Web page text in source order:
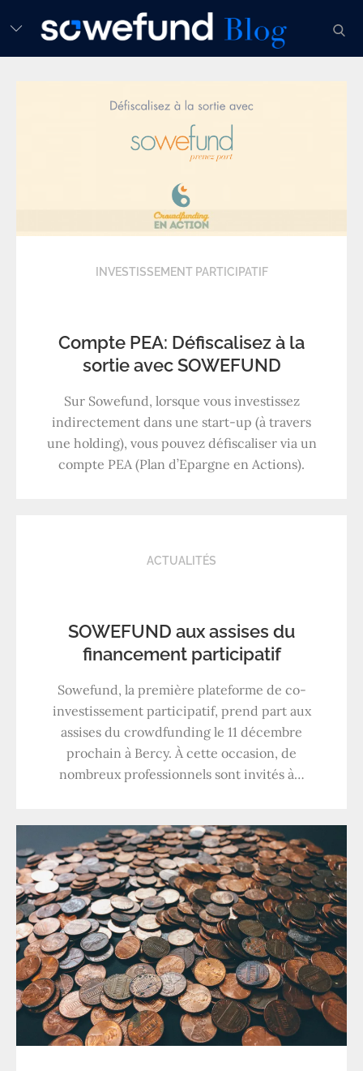
to
INVESTISSEMENT PARTICIPATIF
Compte PEA: Défiscalisez à la
sortie avec SOWEFUND
Sur Sowefund, lorsque vous investissez
indirectement dans une start-up (à travers
une holding), vous pouvez défiscaliser via un
compte PEA (Plan d’Epargne en Actions).
ACTUALITÉS
SOWEFUND aux assises du
financement participatif
Sowefund, la première plateforme de co-
investissement participatif, prend part aux
assises du crowdfunding le 11 décembre
prochain à Bercy. À cette occasion, de
nombreux professionnels sont invités à…